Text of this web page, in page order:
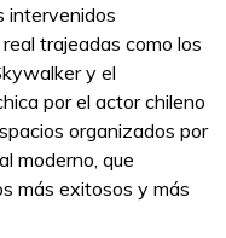
intervenidos
trajeadas como los
y el
por el actor chileno
organizados por
moderno, que
más exitosos y más